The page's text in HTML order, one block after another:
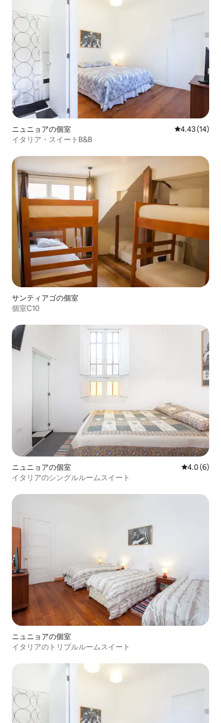
ニュニョアの個室 レビュー14
4.43 (14)
イタリア・スイートB&B
サンティアゴの個室
個室C10
ニュニョアの個室 レビュー6
4.0 (6)
イタリアのシングルルームスイート
ニュニョアの個室
イタリアのトリプルルームスイート